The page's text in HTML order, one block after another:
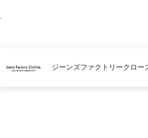
ジーンズファクトリークロー